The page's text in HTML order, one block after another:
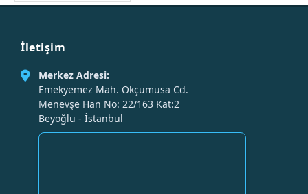
İletişim
Merkez Adresi:
Emekyemez Mah. Okçumusa Cd.
Menevşe Han No: 22/163 Kat:2
Beyoğlu - İstanbul